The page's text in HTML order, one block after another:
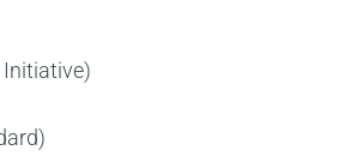
Initiative)